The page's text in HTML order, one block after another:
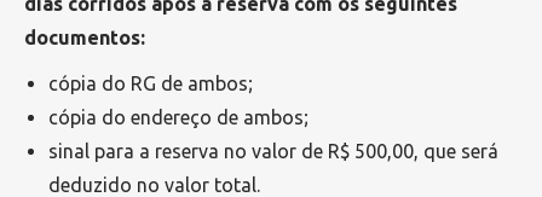
documentos:
cópia do RG de ambos;
cópia do endereço de ambos;
sinal para a reserva no valor de R$ 500,00, que será
deduzido no valor total.